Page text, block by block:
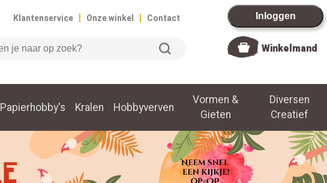
Klantenservice | Onze winkel | Contact Inloggen
Winkelmand
Papierhobby's Kralen Hobbyverven
Vormen &
Gieten
Diversen
Creatief